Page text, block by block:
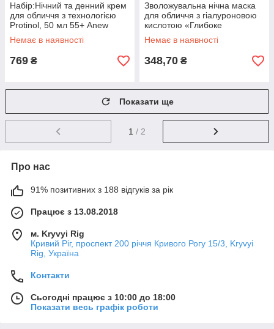
Набір:Нічний та денний крем
для обличчя з технологією
Protinol, 50 мл 55+ Anew
Platinum Night Replenishing
Cream With Protinol
Немає в наявності
769 ₴
Зволожувальна нічна маска
для обличчя з гіалуроновою
кислотою «Глибоке
зволоження» 75 мл -Avon
Anew Clinical Hydrating
Немає в наявності
348,70 ₴
Показати ще
1 / 2
Про нас
91% позитивних з 188 відгуків за рік
Працює з 13.08.2018
м. Kryvyi Rig
Кривий Ріг, проспект 200 річчя Кривого Рогу 15/3, Kryvyi
Rig, Україна
Контакти
Сьогодні працює з 10:00 до 18:00
Показати весь графік роботи